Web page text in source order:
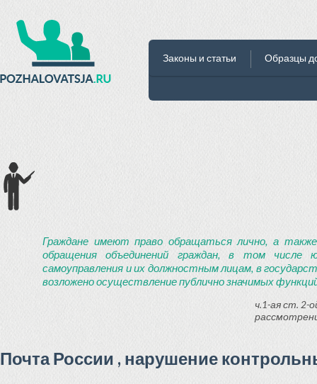
Законы и статьи Образцы
Граждане имеют право обращаться лично, а
обращения объединений граждан, в том числе
самоуправления и их должностным лицам, в
возложено осуществление публично значимых
ч.1-ая ст. 2-
Почта России , нарушение